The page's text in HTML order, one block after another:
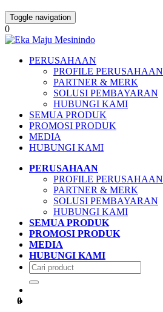
Toggle navigation
0
PERUSAHAAN
PROFILE PERUSAHAAN
PARTNER & MERK
SOLUSI PEMBAYARAN
HUBUNGI KAMI
SEMUA PRODUK
PROMOSI PRODUK
MEDIA
HUBUNGI KAMI
PERUSAHAAN
PROFILE PERUSAHAAN
PARTNER & MERK
SOLUSI PEMBAYARAN
HUBUNGI KAMI
SEMUA PRODUK
PROMOSI PRODUK
MEDIA
HUBUNGI KAMI
0